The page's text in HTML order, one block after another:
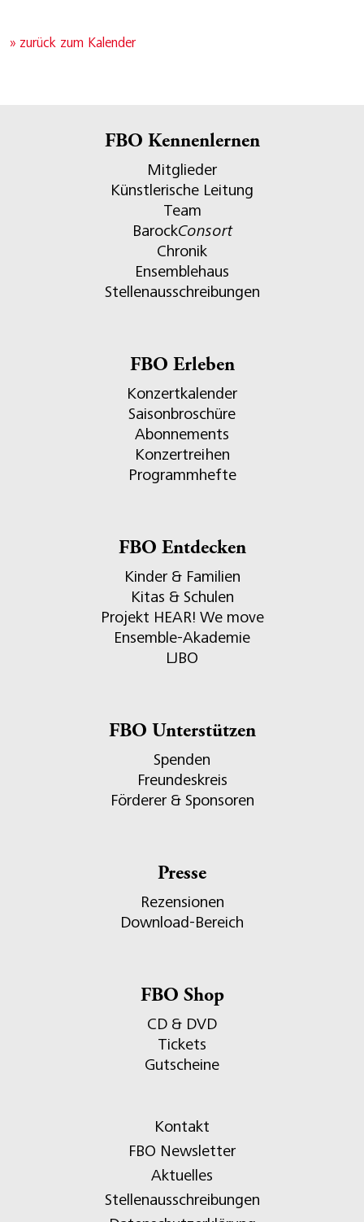
» zurück zum Kalender
FBO Kennenlernen
Mitglieder
Künstlerische Leitung
Team
BarockConsort
Chronik
Ensemblehaus
Stellenausschreibungen
FBO Erleben
Konzertkalender
Saisonbroschüre
Abonnements
Konzertreihen
Programmhefte
FBO Entdecken
Kinder & Familien
Kitas & Schulen
Projekt HEAR! We move
Ensemble-Akademie
LJBO
FBO Unterstützen
Spenden
Freundeskreis
Förderer & Sponsoren
Presse
Rezensionen
Download-Bereich
FBO Shop
CD & DVD
Tickets
Gutscheine
Kontakt
FBO Newsletter
Aktuelles
Stellenausschreibungen